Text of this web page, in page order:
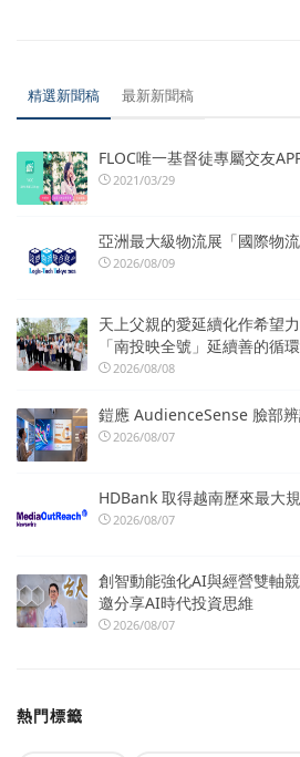
精選新聞稿 最新新聞稿
FLOC唯一基督徒專屬交友
2021/03/29
亞洲最大級物流展「國際物
2026/08/09
天上父親的愛延續化作希望
「南投映全號」延續善的循環
2026/08/08
鎧應 AudienceSense 臉部
2026/08/07
HDBank 取得越南歷來最大
2026/08/07
創智動能強化AI與經營雙軸
邀分享AI時代投資思維
2026/08/07
熱門標籤